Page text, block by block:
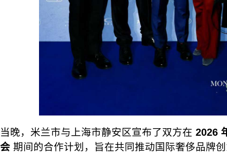
当晚，米兰市与上海市静安区宣布了双方在 2026
会 期间的合作计划，旨在共同推动国际奢侈品牌